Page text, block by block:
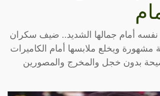
أمام جمالها الشديد.. ضيف سكران
مشهورة ويخلع ملابسها أمام الكاميرات
بدون خجل والمخرج والمصورين